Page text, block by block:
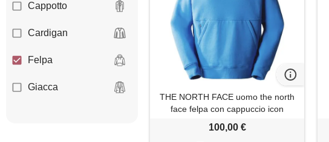
Cappotto
Cardigan
Felpa
Giacca
THE NORTH FACE uomo the north
face felpa con cappuccio icon
100,00 €